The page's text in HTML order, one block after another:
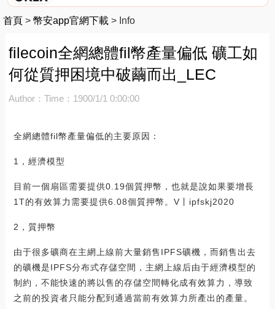
首頁 > 幣安app官網下載 > Info
filecoin全網總體fil幣產量偏低 礦工如
何從質押困境中破繭而出_LEC
Author： Time：1900/1/1 0:00:00
全網總體fil幣產量偏低的主要原因：
1，經濟模型
目前一個扇區需要提供0.19個質押幣，也就是說如果要增長
1T的有效算力需要提供6.08個質押幣。V丨ipfskj2020
2，質押幣
由于很多礦商在主網上線前大量銷售IPFS礦機，而銷售出去
的礦機是IPFS分布式存儲空間，主網上線后由于經濟模型的
制約，不能快速的將以售的存儲空間轉化成有效算力，導致
之前的投資者只能分配到通過當前有效算力所產出的產量。